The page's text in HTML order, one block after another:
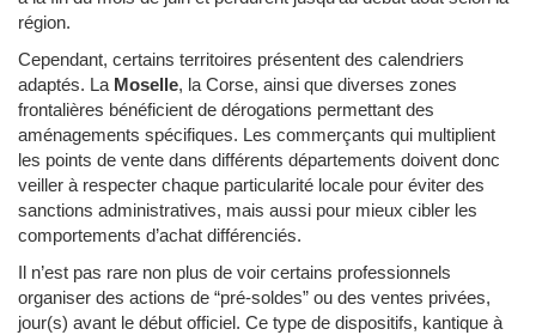
région.
Cependant, certains territoires présentent des calendriers
adaptés. La Moselle, la Corse, ainsi que diverses zones
frontalières bénéficient de dérogations permettant des
aménagements spécifiques. Les commerçants qui multiplient
les points de vente dans différents départements doivent donc
veiller à respecter chaque particularité locale pour éviter des
sanctions administratives, mais aussi pour mieux cibler les
comportements d’achat différenciés.
Il n’est pas rare non plus de voir certains professionnels
organiser des actions de “pré-soldes” ou des ventes privées,
jour(s) avant le début officiel. Ce type de dispositifs, kantique à